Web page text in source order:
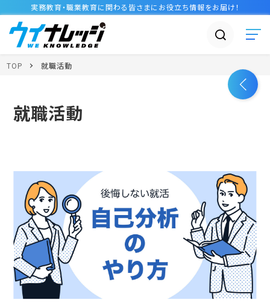
実務教育・職業教育に関わる皆さまに お役立ち情報をお届け！
TOP 就職活動
就職活動